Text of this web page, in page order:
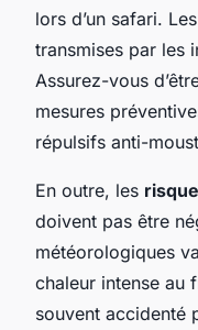
lors d’un safari.
transmises par les
Assurez-vous
mesures
répulsifs anti-
En outre, les
doivent pas être
météorologiques
chaleur intense au
souvent accidenté